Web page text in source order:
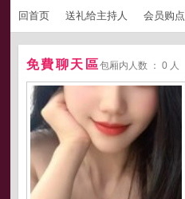
回首页 送礼给主持人 会员购点
免費聊天區包厢内人数 ： 0 人